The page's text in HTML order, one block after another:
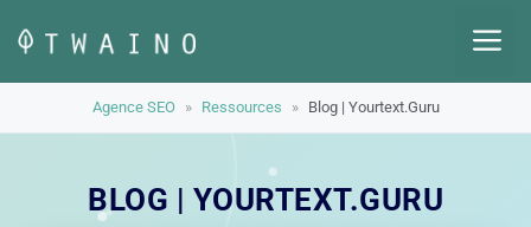
au
contenu
Agence SEO » Ressources » Blog | Yourtext.Guru
BLOG | YOURTEXT.GURU